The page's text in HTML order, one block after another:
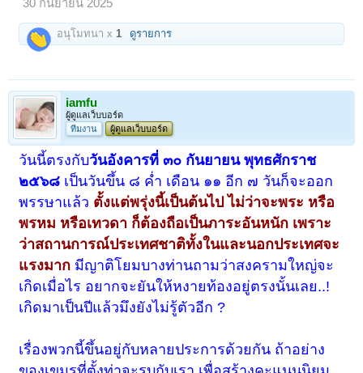
30 กันยายน 2025
อนุโมทนา x1 ดูรายการ
iamfu
ผู้ดูแลเว็บบอร์ด
ทีมงาน
ผู้ดูแลเว็บบอร์ด
วันนี้ตรงกับวันอังคารที่ ๓๐ กันยายน พุทธศักราช
๒๕๖๘ เป็นวันขึ้น ๘ ค่ำ เดือน ๑๑ อีก ๗ วันก็จะออก
พรรษาแล้ว ตั้งแต่พรุ่งนี้เป็นต้นไป ไม่ว่าจะพระ หรือ
พรหม หรือเทวดา ก็ต้องถือเป็นภาระอันหนัก เพราะ
ว่าสถานการณ์ประเทศชาติทั้งในและนอกประเทศจะ
แรงมาก มีญาติโยมบางท่านถามว่าสงครามใหญ่จะ
เกิดเมื่อไร อยากจะยันให้หงายท้องอยู่ตรงนั้นเลย..!
เกิดมาเป็นปีแล้วมึงยังไม่รู้ตัวอีก ?
เรื่องพวกนี้ขึ้นอยู่กับหลายประการด้วยกัน ถ้าอย่าง